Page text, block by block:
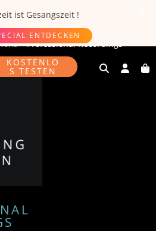
ist Gesangszeit !
ENTDECKEN
KOSTENLO
S TESTEN
»Professional Recordings